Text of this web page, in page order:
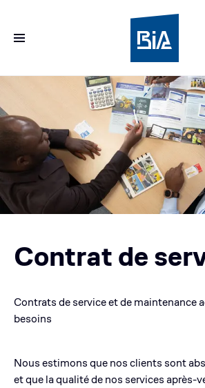
Contrat de
Contrats de service et de maintenance
besoins
Nous estimons que nos clients sont
et que la qualité de nos services après-